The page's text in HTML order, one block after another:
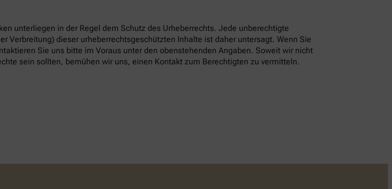
unterliegen in der Regel dem Schutz des Urheberrechts. Jede unberechtigte
Verbreitung) dieser urheberrechtsgeschützten Inhalte ist daher untersagt. Wenn Sie
Sie uns bitte im Voraus unter den obenstehenden Angaben. Soweit wir nicht
sein sollten, bemühen wir uns, einen Kontakt zum Berechtigten zu vermitteln.